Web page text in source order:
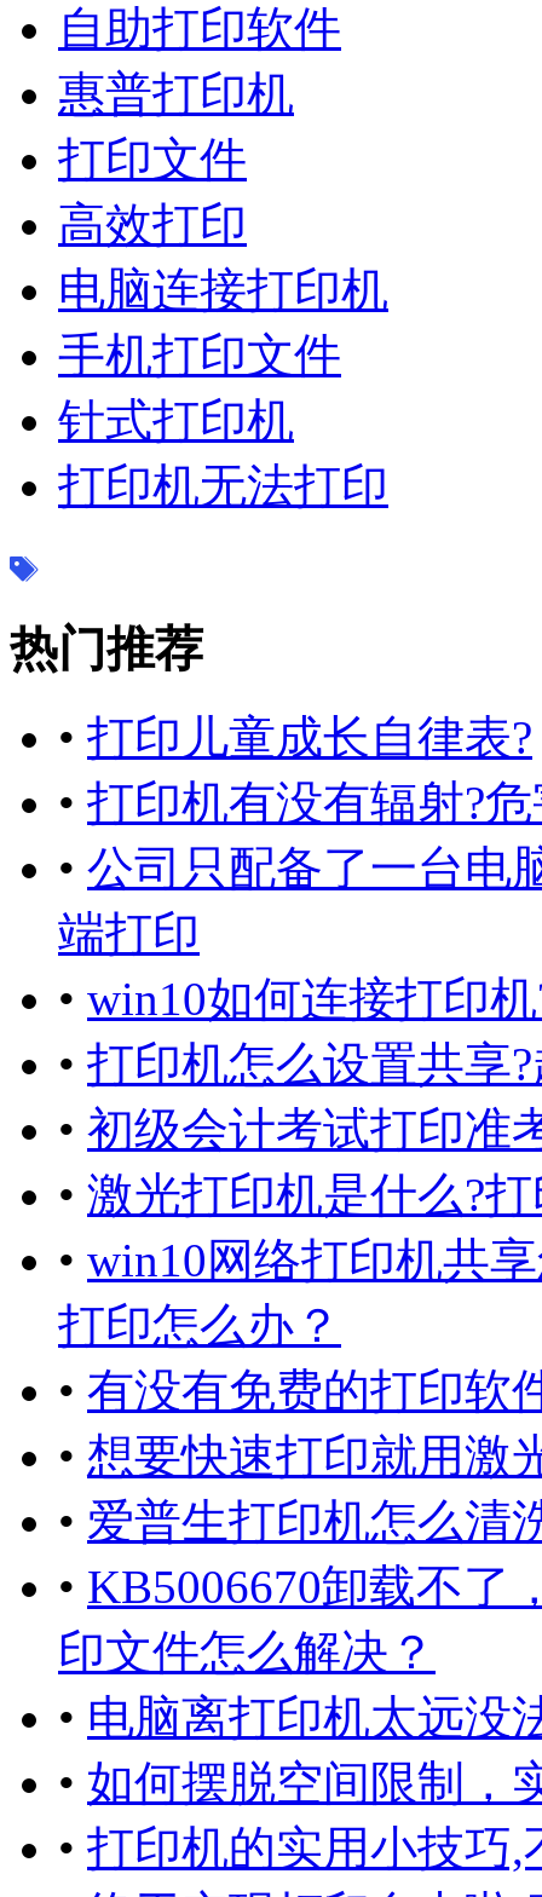
自助打印软件
惠普打印机
打印文件
高效打印
电脑连接打印机
手机打印文件
针式打印机
打印机无法打印
热门推荐
• 打印儿童成长自律表?
• 打印机有没有辐射?
• 公司只配备了一台电
端打印
• win10如何连接打印
• 打印机怎么设置共享
• 初级会计考试打印准
• 激光打印机是什么?
• win10网络打印机共
打印怎么办？
• 有没有免费的打印软
• 想要快速打印就用激
• 爱普生打印机怎么清
• KB5006670卸载不了
印文件怎么解决？
• 电脑离打印机太远没
• 如何摆脱空间限制，
• 打印机的实用小技巧,